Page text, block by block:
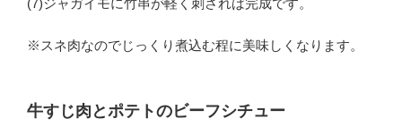
(7)ジャガイモに竹串が軽く刺されば完成です。
※スネ肉なのでじっくり煮込む程に美味しくなります。
牛すじ肉とポテトのビーフシチュー